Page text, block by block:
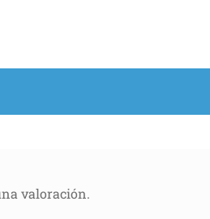
valoración.